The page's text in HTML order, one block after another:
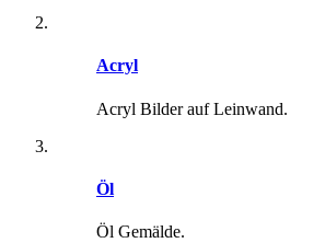
Acryl
Acryl Bilder auf Leinwand.
Öl
Öl Gemälde.